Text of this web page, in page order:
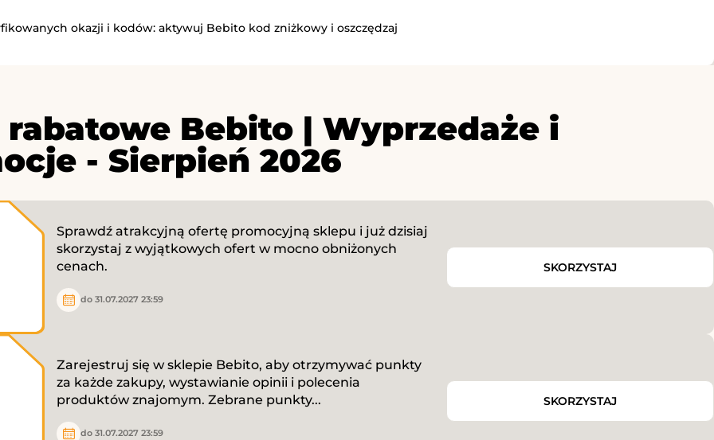
okazji i kodów: aktywuj Bebito kod zniżkowy i oszczędzaj
rabatowe Bebito | Wyprzedaże i
- Sierpień 2026
Sprawdź atrakcyjną ofertę promocyjną sklepu i już dzisiaj
skorzystaj z wyjątkowych ofert w mocno obniżonych
cenach.
do 31.07.2027 23:59
SKORZYSTAJ
Zarejestruj się w sklepie Bebito, aby otrzymywać punkty
za każde zakupy, wystawianie opinii i polecenia
produktów znajomym. Zebrane punkty...
do 31.07.2027 23:59
SKORZYSTAJ